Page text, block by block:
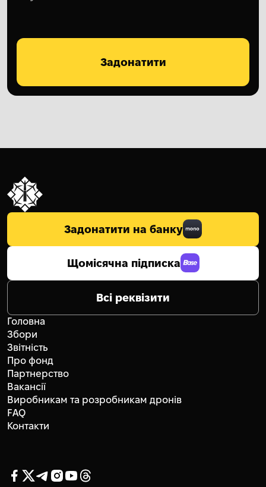
Задонатити
Задонатити на банку
Щомісячна підписка
Всі реквізити
Головна
Збори
Звітність
Про фонд
Партнерство
Вакансії
Виробникам та розробникам дронів
FAQ
Контакти